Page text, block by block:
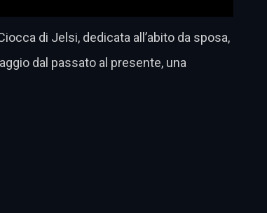
di Jelsi, dedicata all’abito da sposa,
dal passato al presente, una